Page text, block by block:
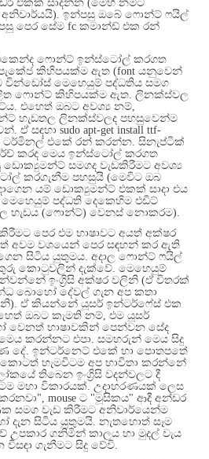
එකක් සාදන්න (මෙහි නමට
). ඉන්පසු ඔබේ ෆොන්ට් ෆයිල්
පෙර සේම fc කමාන්ඩ් එක රන්
ෆොන්ට් ඉන්ස්ටෝල් කරගත
කිහිපයක්ම ඇත (font යනුවෙන්
වින්ඩෝස් මෙහෙයුම් පද්ධතිය සමග
ෆොන්ට් කිහිපයක්ම ඇත ලිනක්ස්වල
එහෙත් ඔබට අවශ්‍ය නම්
හැඩතල ලිනක්ස්වලද පහසුවෙන්ම
ඒ සඳහා sudo apt-get install ttf-
එකේ රන් කරන්න සිනැප්ටික්
කරද මෙය ඉන්ස්ටෝල් කරගත
සමගද වැඩකිරීමට අවශ්‍ය
කරගැනීම පහසුයි (මෙවිට ඔබ
යම් ඩොක්‍යුමන්ට් එකක් සාදා එය
පද්ධති දෙකෙහිම එඩිට්
හැඩය (ෆොන්ට්) වෙනස් නොකරම).
පෙර එම භාෂාවට අයත් අක්ෂර
අවම වශයෙන් පෙර සඳහන් කර ඇති
සිටිය යුතුමය. අදාල ෆොන්ට් ෆයිල්
කොටුවලින් දැක්වේ. මෙහෙයුම්
ඉංග්‍රිසි අක්ෂර වලිනි (ඒ විතරක්
බොහෝ දේවල් ගැන අප කතා
). ඒ කියන්නේ යූසර් ඉන්ටර්ෆේස් එක
ඔබට කැමති නම්, එම යූසර්
වෙනත් භාෂාවකින් පෙන්වන සේද
කරන්නට එපා. සමහරුන් මෙය සිදු
දේ. ඉන්ටර්නෙට් එකේ හා පොතපතේ
හැමවිටම අප භාවිතා කරන්නේ
තිබෙන ඉංග්‍රිසි වදන්වලට දී
මහා විකාරයක්. උදාහරණයක් ලෙස
", mouse ට "මූසිකය" ආදී අන්ඩර
සමග වැඩ කිරීමට අනිවාර්යෙන්ම
දැන සිටිය යුතුමයි. නැතහොත් සෑම
උපකාර ගනිමින් කාලය හා මුදල් වැය
ගැනීමට සිදු වේවි.